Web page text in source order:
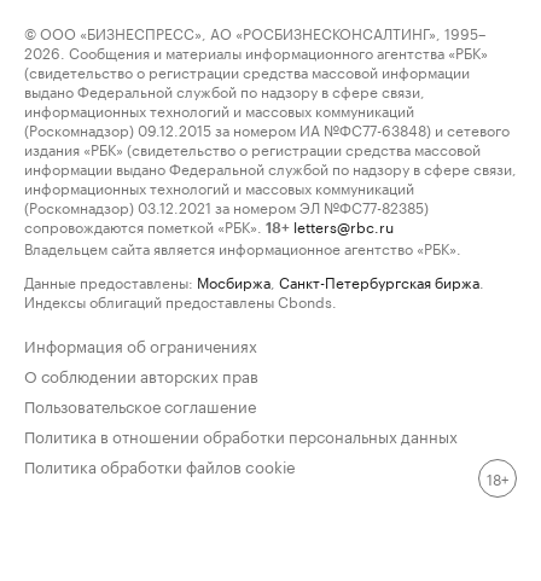
© ООО «БИЗНЕСПРЕСС», АО «РОСБИЗНЕСКОНСАЛТИНГ», 1995–
2026. Сообщения и материалы информационного агентства «РБК»
(свидетельство о регистрации средства массовой информации
выдано Федеральной службой по надзору в сфере связи,
информационных технологий и массовых коммуникаций
(Роскомнадзор) 09.12.2015 за номером ИА №ФС77-63848) и сетевого
издания «РБК» (свидетельство о регистрации средства массовой
информации выдано Федеральной службой по надзору в сфере связи,
информационных технологий и массовых коммуникаций
(Роскомнадзор) 03.12.2021 за номером ЭЛ №ФС77-82385)
сопровождаются пометкой «РБК».
18+ letters@rbc.ru
Владельцем сайта является информационное агентство «РБК».
Данные предоставлены: Мосбиржа Санкт-Петербургская биржа
Индексы облигаций предоставлены Cbonds.
Информация об ограничениях
О соблюдении авторских прав
Пользовательское соглашение
Политика в отношении обработки персональных данных
Политика обработки файлов cookie
18+